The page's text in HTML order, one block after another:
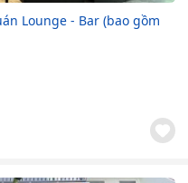
Lounge - Bar (bao gồm